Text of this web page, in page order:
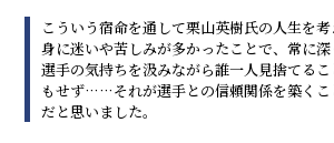
こういう宿命を通して栗山英樹氏の人生を
身に迷いや苦しみが多かったことで、常に
選手の気持ちを汲みながら誰一人見捨てる
もせず……それが選手との信頼関係を築くこ
だと思いました。